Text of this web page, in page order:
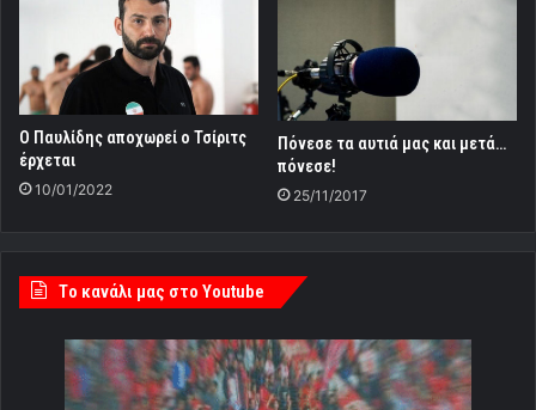
Ο Παυλίδης αποχωρεί ο Τσίριτς
έρχεται
10/01/2022
Πόνεσε τα αυτιά μας και μετά…
πόνεσε!
25/11/2017
Tο κανάλι μας στο Youtube